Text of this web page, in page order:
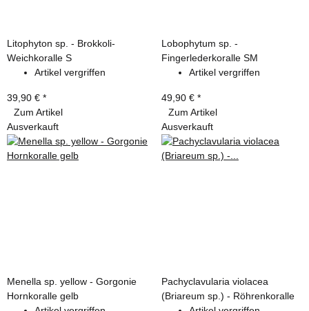
Litophyton sp. - Brokkoli-
Weichkoralle S
Artikel vergriffen
39,90 € *
Zum Artikel
Lobophytum sp. -
Fingerlederkoralle SM
Artikel vergriffen
49,90 € *
Zum Artikel
Ausverkauft
Menella sp. yellow - Gorgonie
Hornkoralle gelb
Ausverkauft
Pachyclavularia violacea
(Briareum sp.) - Röhrenkoralle